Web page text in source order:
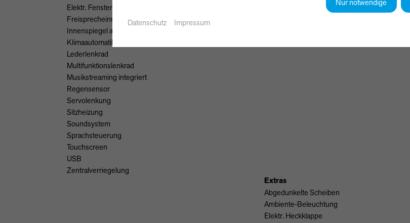
Elektr. Fensterheber
Freisprecheinrichtung
Innenspiegel autom. abblendend
Klimaautomatik
Lederlenkrad
Multifunktionslenkrad
Musikstreaming integriert
Regensensor
Servolenkung
Sitzheizung
Soundsystem
Sprachsteuerung
Touchscreen
USB
Zentralverriegelung
Extras
Abgedunkelte Scheiben
Ambiente-Beleuchtung
Elektr. Heckklappe
Nur notwendige
Datenschutz Impressum